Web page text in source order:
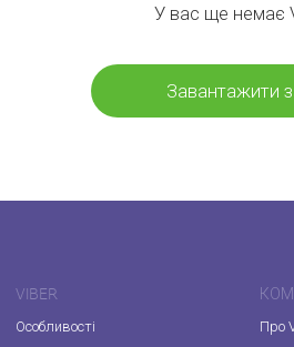
У вас ще немає
Завантажити
VIBER
Особливості
Про